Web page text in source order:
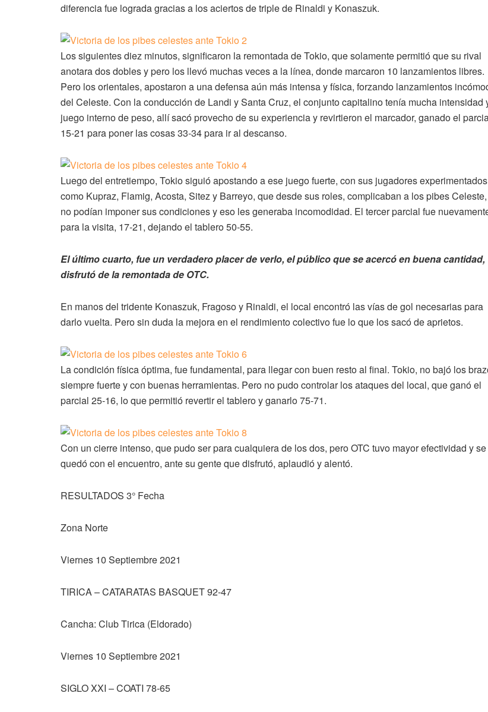
diferencia fue lograda gracias a los aciertos de triple de Rinaldi y Konaszuk.
Los siguientes diez minutos, significaron la remontada de Tokio, que solamente permitió que su rival
anotara dos dobles y pero los llevó muchas veces a la línea, donde marcaron 10 lanzamientos libres.
Pero los orientales, apostaron a una defensa aún más intensa y física, forzando lanzamientos
del Celeste. Con la conducción de Landi y Santa Cruz, el conjunto capitalino tenía mucha intensidad
juego interno de peso, allí sacó provecho de su experiencia y revirtieron el marcador, ganado el
15-21 para poner las cosas 33-34 para ir al descanso.
Luego del entretiempo, Tokio siguió apostando a ese juego fuerte, con sus jugadores experimentados
como Kupraz, Flamig, Acosta, Sitez y Barreyo, que desde sus roles, complicaban a los pibes
no podían imponer sus condiciones y eso les generaba incomodidad. El tercer parcial fue
para la visita, 17-21, dejando el tablero 50-55.
El último cuarto, fue un verdadero placer de verlo, el público que se acercó en buena cantidad,
disfrutó de la remontada de OTC.
En manos del tridente Konaszuk, Fragoso y Rinaldi, el local encontró las vías de gol necesarias para
darlo vuelta. Pero sin duda la mejora en el rendimiento colectivo fue lo que los sacó de aprietos.
La condición física óptima, fue fundamental, para llegar con buen resto al final. Tokio, no bajó los
siempre fuerte y con buenas herramientas. Pero no pudo controlar los ataques del local, que ganó el
parcial 25-16, lo que permitió revertir el tablero y ganarlo 75-71.
Con un cierre intenso, que pudo ser para cualquiera de los dos, pero OTC tuvo mayor efectividad y se
quedó con el encuentro, ante su gente que disfrutó, aplaudió y alentó.
RESULTADOS 3° Fecha
Zona Norte
Viernes 10 Septiembre 2021
TIRICA – CATARATAS BASQUET 92-47
Cancha: Club Tirica (Eldorado)
Viernes 10 Septiembre 2021
SIGLO XXI – COATI 78-65